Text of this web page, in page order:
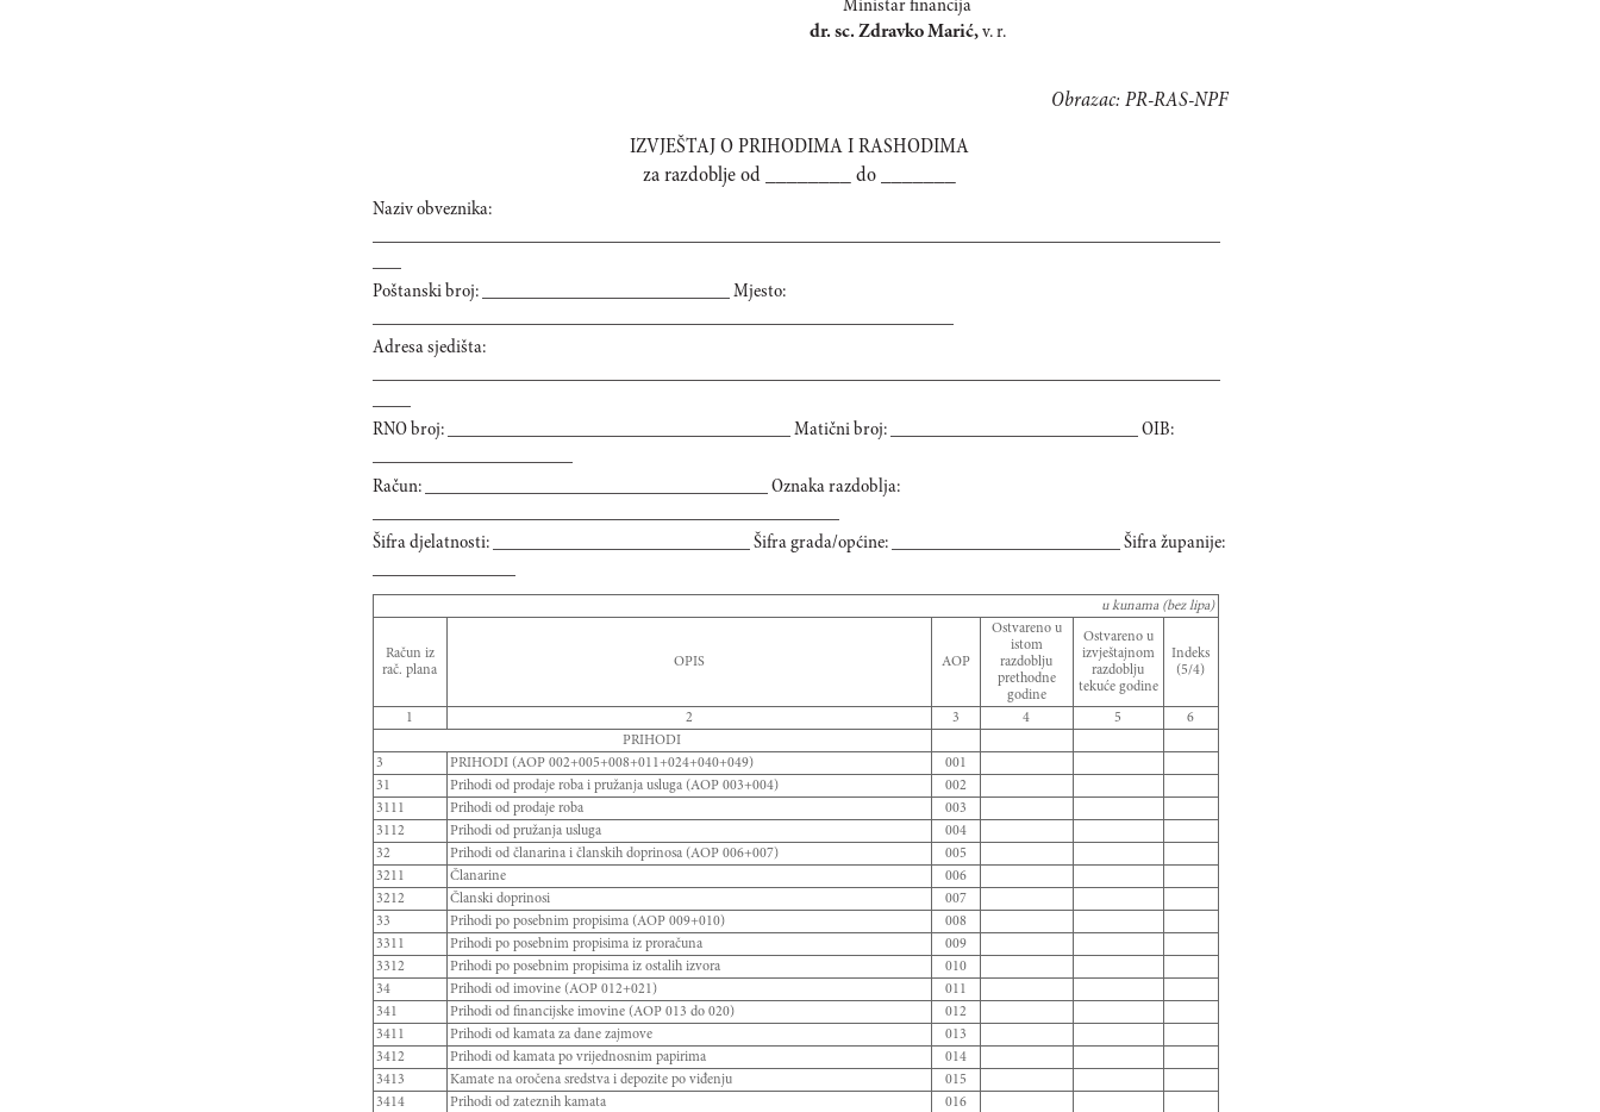
Ministar financija
dr. sc. Zdravko Marić,v. r.
Obrazac: PR-RAS-NPF
IZVJEŠTAJ O PRIHODIMA I RASHODIMA
za razdoblje od ________ do _______
Naziv obveznika:
Poštanski broj: __________________________ Mjesto:
Adresa sjedišta:
RNO broj: ____________________________________ Matični broj: __________________________ OIB:
Račun: ____________________________________ Oznaka razdoblja:
Šifra djelatnosti: ___________________________ Šifra grada/općine: ________________________ Šifra županije:
u kunama (bez lipa)
Račun iz
rač. plana
OPIS AOP
Ostvareno u
istom
razdoblju
prethodne
godine
Ostvareno u
izvještajnom
razdoblju
tekuće godine
Indeks
(5/4)
1 2 3 4 5
6
PRIHODI
3
PRIHODI (AOP 002+005+008+011+024+040+049)
001
31
Prihodi od prodaje roba i pružanja usluga (AOP 003+004)
002
3111
Prihodi od prodaje roba
003
3112
Prihodi od pružanja usluga
004
32
Prihodi od članarina i članskih doprinosa (AOP 006+007)
005
3211
Članarine
006
3212
Članski doprinosi
007
33
Prihodi po posebnim propisima (AOP 009+010)
008
3311
Prihodi po posebnim propisima iz proračuna
009
3312
Prihodi po posebnim propisima iz ostalih izvora
010
34
Prihodi od imovine (AOP 012+021)
011
341
Prihodi od financijske imovine (AOP 013 do 020)
012
3411
Prihodi od kamata za dane zajmove
013
3412
Prihodi od kamata po vrijednosnim papirima
014
3413
Kamate na oročena sredstva i depozite po viđenju
015
3414
Prihodi od zateznih kamata
016